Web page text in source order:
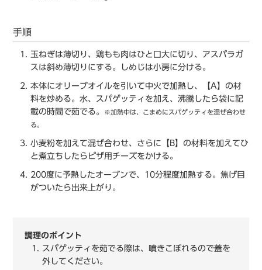
手順
玉ねぎは薄切り、鶏もも肉はひと口大に切り、アスパラガ
スは斜め薄切りにする。しめじは小房に分ける。
本体にオリーブオイルを引いて中火で加熱し、【A】の材
料を炒める。水、スパゲッティを加え、沸騰したら袋に記
載の時間で茹でる。
※加熱中は、こまめにスパゲッティを混ぜ合わせ
る。
小麦粉を加えて混ぜ合わせ、さらに【B】の材料を加えてひ
と煮立ちしたらピザ用チーズをかける。
200度に予熱したオーブンで、10分程度加熱する。焦げ目
がついたら出来上がり。
調理のポイント
スパゲッティを茹でる際は、噴きこぼれるので蓋を
外してください。